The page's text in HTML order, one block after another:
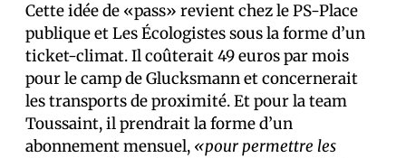
Cette idée de «pass» revient chez le PS-Place
publique et Les Écologistes sous la forme d’un
ticket-climat. Il coûterait 49 euros par mois
pour le camp de Glucksmann et concernerait
les transports de proximité. Et pour la team
Toussaint, il prendrait la forme d’un
abonnement mensuel, «pour permettre les